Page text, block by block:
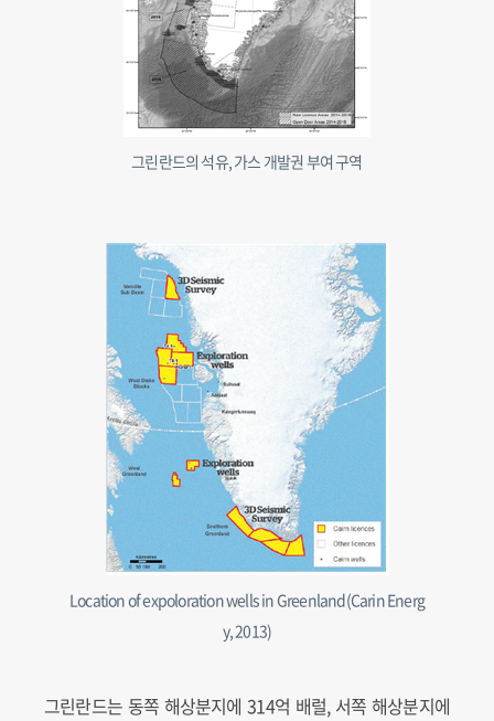
그린란드의 석유, 가스 개발권 부여 구역
Location of expoloration wells in Greenland(Carin Energ
y, 2013)
그린란드는 동쪽 해상분지에 314억 배럴, 서쪽 해상분지에